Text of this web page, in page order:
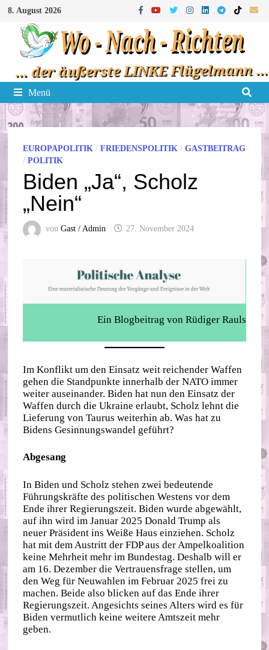
Zum
Inhalt
springen
8. August 2026
Menü
EUROPAPOLITIK /FRIEDENSPOLITIK /GASTBEITRAG
/POLITIK
Biden „Ja“, Scholz
„Nein“
vonGast / Admin 27. November 2024
Ein Blogbeitrag von Rüdiger Rauls
Im Konflikt um den Einsatz weit reichender Waffen
gehen die Standpunkte innerhalb der NATO immer
weiter auseinander. Biden hat nun den Einsatz der
Waffen durch die Ukraine erlaubt, Scholz lehnt die
Lieferung von Taurus weiterhin ab. Was hat zu
Bidens Gesinnungswandel geführt?
Abgesang
In Biden und Scholz stehen zwei bedeutende
Führungskräfte des politischen Westens vor dem
Ende ihrer Regierungszeit. Biden wurde abgewählt,
auf ihn wird im Januar 2025 Donald Trump als
neuer Präsident ins Weiße Haus einziehen. Scholz
hat mit dem Austritt der FDP aus der Ampelkoalition
keine Mehrheit mehr im Bundestag. Deshalb will er
am 16. Dezember die Vertrauensfrage stellen, um
den Weg für Neuwahlen im Februar 2025 frei zu
machen. Beide also blicken auf das Ende ihrer
Regierungszeit. Angesichts seines Alters wird es für
Biden vermutlich keine weitere Amtszeit mehr
geben.